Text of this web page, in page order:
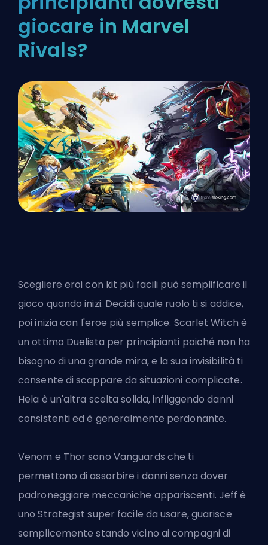
giocare in Marvel
Rivals?
Scegliere eroi con kit più facili può semplificare il
gioco quando inizi. Decidi quale ruolo ti si addice,
poi inizia con l'eroe più semplice. Scarlet Witchè
un ottimo Duelista per principianti poiché non ha
bisogno di una grande mira, e la sua invisibilità ti
consente di scappare da situazioni complicate.
Hela è un'altra scelta solida, infliggendo danni
consistenti ed è generalmente perdonante.
Venom e Thor sono Vanguards che ti
permettono di assorbire i danni senza dover
padroneggiare meccaniche appariscenti. Jeff è
uno Strategist super facile da usare, guarisce
semplicemente stando vicino ai compagni di